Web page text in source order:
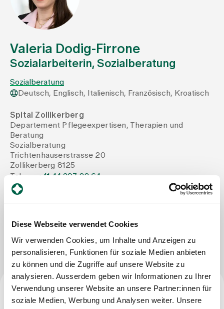
Diese Webseite verwendet Cookies
Wir verwenden Cookies, um Inhalte und Anzeigen zu
personalisieren, Funktionen für soziale Medien anbieten
zu können und die Zugriffe auf unsere Website zu
analysieren. Ausserdem geben wir Informationen zu Ihrer
Verwendung unserer Website an unsere Partner:innen für
soziale Medien, Werbung und Analysen weiter. Unsere
Fachbereiche
Aufenthalt
Team
Zuweisende
Events
Über uns
Kontakt
Babygalerie
Blog
Valeria Dodig-Firrone
Sozialarbeiterin, Sozialberatung
Sozialberatung
Deutsch, Englisch, Italienisch, Französisch, Kroatisch
Spital Zollikerberg
Departement Pflegeexpertisen, Therapien und
Beratung
Sozialberatung
Trichtenhauserstrasse 20
Zollikerberg 8125
Tel
+41 44 397 22 64
Mail
Beruf